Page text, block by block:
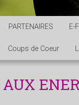
PARTENAIRES E-
Coups de Coeur